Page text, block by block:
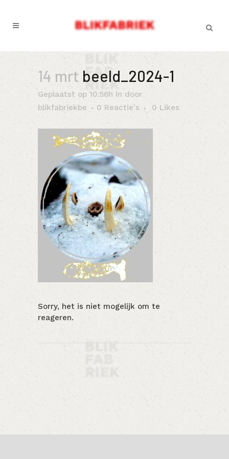
14 mrt beeld_2024-1
Geplaatst op 10:56h in door
blikfabriekbe
0 Reactie's 0 Likes
Sorry, het is niet mogelijk om te
reageren.